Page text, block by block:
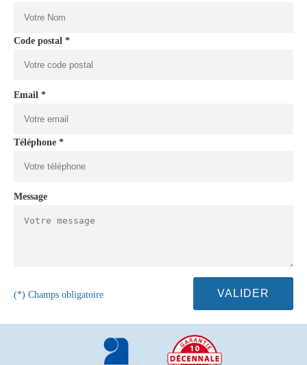
Code postal *
Email *
Téléphone *
Message
(*) Champs obligatoire